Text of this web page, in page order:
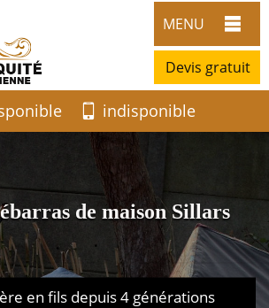
MENU
Devis gratuit
indisponible
de maison Sillars
en fils depuis 4 générations